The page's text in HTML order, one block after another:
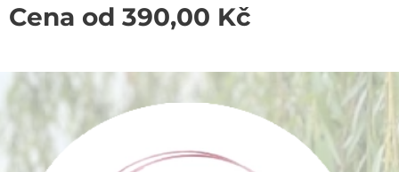
Cena od 390,00 Kč